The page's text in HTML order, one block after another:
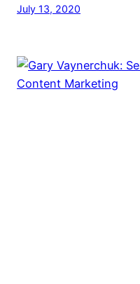
July 13, 2020